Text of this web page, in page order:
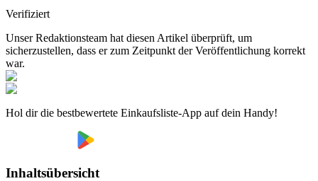
Verifiziert
Unser Redaktionsteam hat diesen Artikel überprüft, um
sicherzustellen, dass er zum Zeitpunkt der Veröffentlichung korrekt
war.
Hol dir die bestbewertete Einkaufsliste-App auf dein Handy!
Inhaltsübersicht